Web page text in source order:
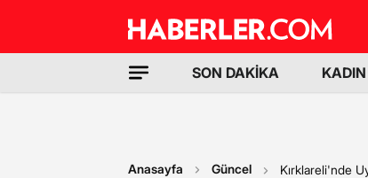
SON DAKİKA KADIN
Anasayfa Güncel Kırklareli'nde